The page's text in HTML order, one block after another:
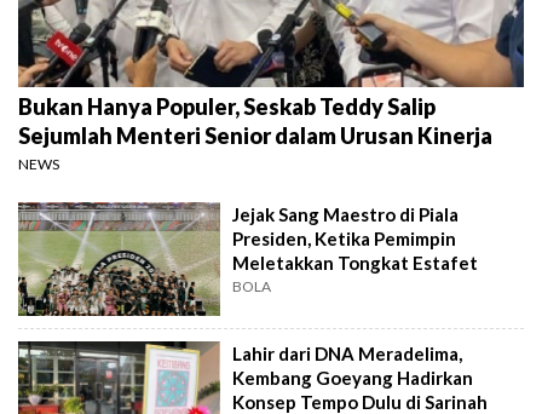
Bukan Hanya Populer, Seskab Teddy Salip
Sejumlah Menteri Senior dalam Urusan Kinerja
NEWS
Jejak Sang Maestro di Piala
Presiden, Ketika Pemimpin
Meletakkan Tongkat Estafet
BOLA
Lahir dari DNA Meradelima,
Kembang Goeyang Hadirkan
Konsep Tempo Dulu di Sarinah